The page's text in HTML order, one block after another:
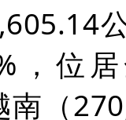
，位
南（